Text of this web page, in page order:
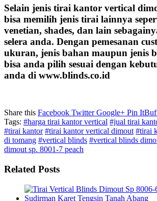
Selain jenis tirai kantor vertical
bisa memilih jenis tirai lainnya
venetian, shades, dan lain
selera anda. Dengan pemesanan
ukuran, jenis bahan maupun jenis
bisa anda pilih sesuai dengan
anda di www.blinds.co.id
Share this Facebook TwitterGoogle+ Pin It
Tags: #harga tirai kantor vertical #jual tirai
#tirai kantor #tirai kantor vertical dimout #tirai
di tomang #vertical blinds #vertical blinds
dimout sp. 8001-7 peach
Related Posts